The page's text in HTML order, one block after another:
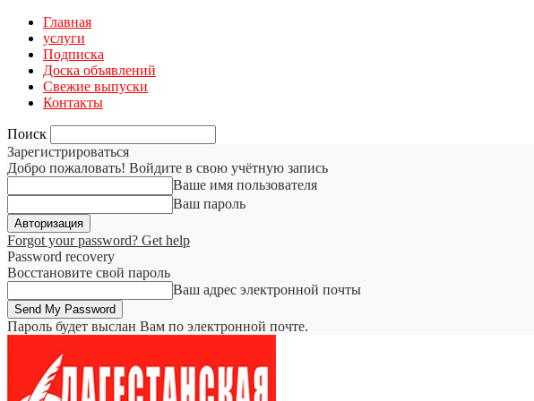
Главная
услуги
Подписка
Доска объявлений
Свежие выпуски
Контакты
Поиск
Зарегистрироваться
Добро пожаловать! Войдите в свою учётную запись
Ваше имя пользователя
Ваш пароль
Forgot your password? Get help
Password recovery
Восстановите свой пароль
Ваш адрес электронной почты
Пароль будет выслан Вам по электронной почте.